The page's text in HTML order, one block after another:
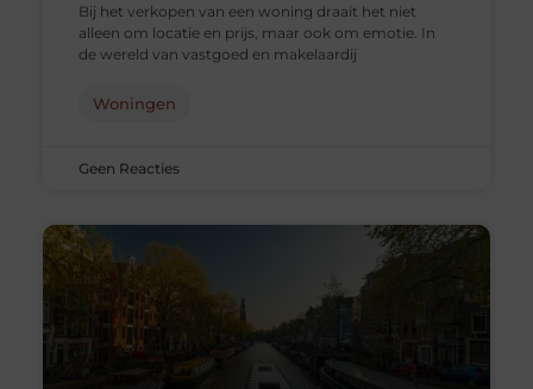
Bij het verkopen van een woning draait het niet
alleen om locatie en prijs, maar ook om emotie. In
de wereld van vastgoed en makelaardij
Woningen
Geen Reacties